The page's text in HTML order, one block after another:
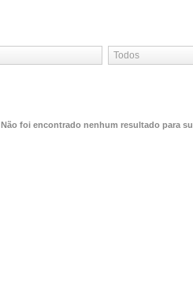
Não foi encontrado nenhum resultado para